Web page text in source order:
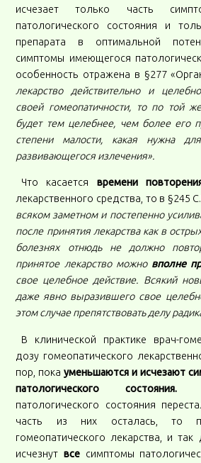
исчезает только часть
патологического состояния и
препарата в оптимальной
симптомы имеющегося
особенность отражена в §277
лекарство действительно и
своей гомеопатичности, то по той
будет тем целебнее, чем более его
степени малости, какая нужна
развивающегося излечения».
Что касается времени
лекарственного средства, то в §245
всяком заметном и постепенно
после принятия лекарства как в
болезнях отнюдь не должно
принятое лекарство можно вполне
свое целебное действие. Всякий
даже явно выразившего свое
этом случае препятствовать делу
В клинической практике врач-
дозу гомеопатического
пор, покауменьшаются и исчезают
патологического состояния.
патологического состояния
часть из них осталась, то
гомеопатического лекарства, и
исчезнутвсе симптомы